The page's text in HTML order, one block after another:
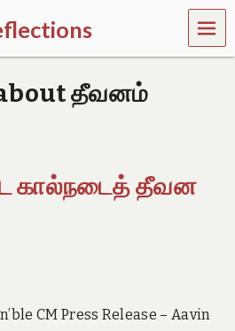
MEN
U
தீவனம்
கால்நடைத் தீவன
CM Press Release – Aavin